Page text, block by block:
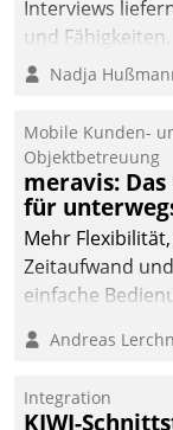
Interviews
und Fähigkeiten.
Nadja
Mobile Kunden-
Objektbetreuung
meravis:
für
Mehr
Zeitaufwand
einfache
Cockpit für
Datatrain. Die
Andreas
Integration
KIWI-